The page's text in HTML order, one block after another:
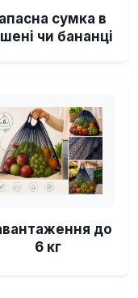
сумка в
чи бананці
до
6 кг